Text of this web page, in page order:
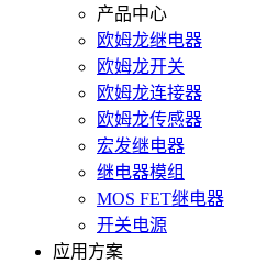
产品中心
欧姆龙继电器
欧姆龙开关
欧姆龙连接器
欧姆龙传感器
宏发继电器
继电器模组
MOS FET继电器
开关电源
应用方案